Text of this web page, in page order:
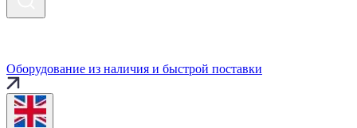
Оборудование из наличия и быстрой поставки